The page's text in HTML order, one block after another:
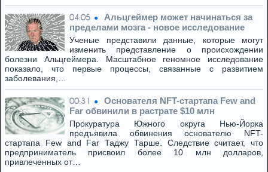
04:05
Альцгеймер может начинаться за
пределами мозга - новое исследование
Ученые представили данные, которые могут
изменить представление о происхождении
болезни Альцгеймера. Масштабное геномное исследование
показало, что первые процессы, связанные с развитием
заболевания,…
00:31
Основателя NFT-стартапа Few and
Far обвинили в растрате $10 млн
Прокуратура Южного округа Нью-Йорка
предъявила обвинения основателю NFT-
стартапа Few and Far Таджу Тарше. Следствие считает, что
предприниматель присвоил более 10 млн долларов,
привлеченных от…